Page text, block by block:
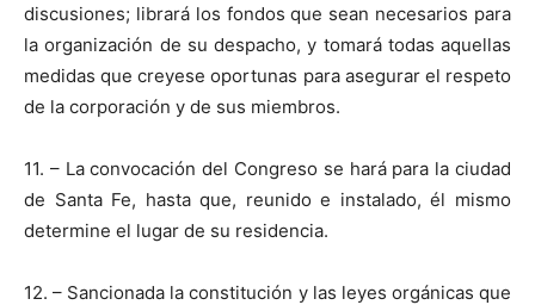
discusiones; librará los fondos que sean necesarios para
la organización de su despacho, y tomará todas aquellas
medidas que creyese oportunas para asegurar el respeto
de la corporación y de sus miembros.
11. – La convocación del Congreso se hará para la ciudad
de Santa Fe, hasta que, reunido e instalado, él mismo
determine el lugar de su residencia.
12. – Sancionada la constitución y las leyes orgánicas que